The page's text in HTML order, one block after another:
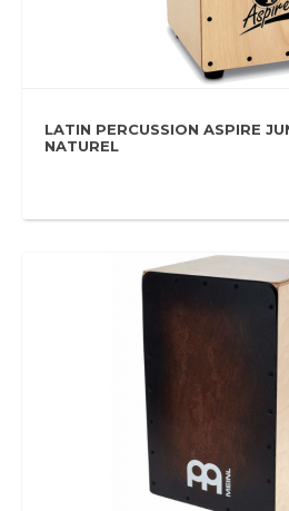
LATIN PERCUSSION ASPIRE
NATUREL